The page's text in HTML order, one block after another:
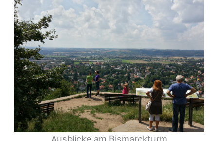
Ausblicke am Bismarckturm